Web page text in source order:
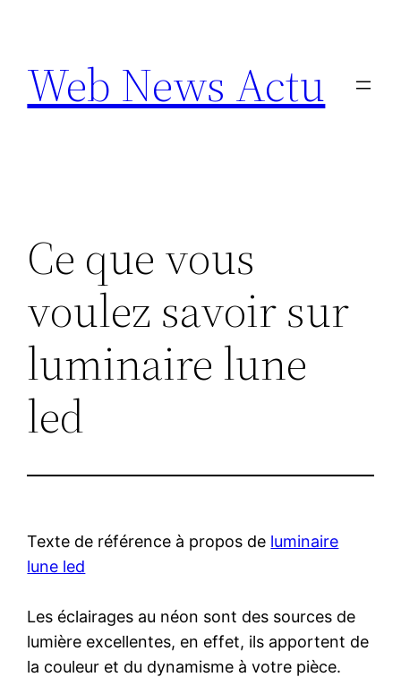
contenu
Web News Actu
Ce que vous
voulez savoir sur
luminaire lune
led
Texte de référence à propos de luminaire
lune led
Les éclairages au néon sont des sources de
lumière excellentes, en effet, ils apportent de
la couleur et du dynamisme à votre pièce.